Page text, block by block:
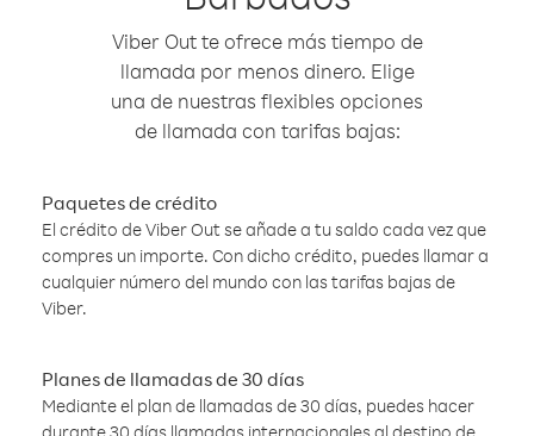
Viber Out te ofrece más tiempo de
llamada por menos dinero. Elige
una de nuestras flexibles opciones
de llamada con tarifas bajas:
Paquetes de crédito
El crédito de Viber Out se añade a tu saldo cada vez que
compres un importe. Con dicho crédito, puedes llamar a
cualquier número del mundo con las tarifas bajas de
Viber.
Planes de llamadas de 30 días
Mediante el plan de llamadas de 30 días, puedes hacer